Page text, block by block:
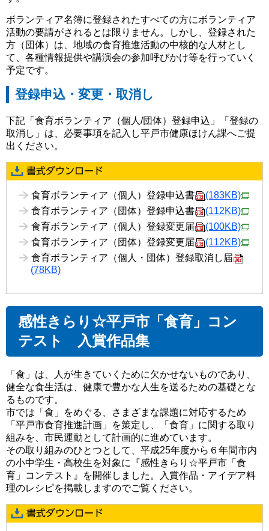
ボランティア名簿に登録されたすべての方にボランティア
活動の要請がされるとは限りません。しかし、登録された
方（団体）は、地域の食育推進活動の中核的な人材とし
て、各種情報提供や講演会の参加呼びかけ等を行っていく
予定です。
登録申込・変更・取消し
下記「食育ボランティア（個人/団体）登録申込」「登録の
取消し」は、必要事項を記入し平戸市健康ほけん課へご提
出ください。
食育ボランティア（個人）登録申込書
(183KB)
食育ボランティア（団体）登録申込書
(112KB)
食育ボランティア（個人）登録変更届
(100KB)
食育ボランティア（団体）登録変更届
(112KB)
食育ボランティア（個人・団体）登録取消し届
(78KB)
感性きらり☆平戸市「食育」コン
テスト 入賞作品集
「食」は、人が生きていくために欠かせないものであり、
健全な食生活は、健康で豊かな人生を送るための基礎とな
るものです。
市では「食」をめぐる、さまざまな課題に対応するため
「平戸市食育推進計画」を策定し、「食育」に関する取り
組みを、市民運動として計画的に進めています。
その取り組みのひとつとして、平成25年度から６年間市内
の小中学生・高校生を対象に『感性きらり☆平戸市「食
育」コンテスト』を開催しました。入賞作品・アイデア料
理のレシピを掲載しますのでご覧ください。